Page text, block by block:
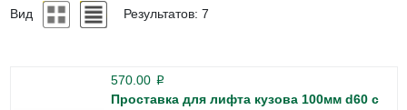
Вид Результатов: 7
570.00 p
Проставка для лифта кузова 100мм d60 с